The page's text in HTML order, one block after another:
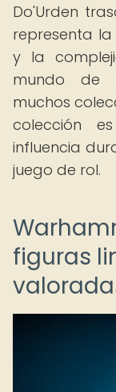
Do'Urden
representa
y la
mundo de
muchos
colección
influencia
juego de rol.
figuras